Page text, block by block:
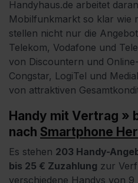
Handyhaus.de arbeitet
Mobilfunkmarkt so klar wie
stellen nicht nur die
Telekom, Vodafone und
von Discountern und
Congstar, LogiTel und
von attraktiven
Handy mit Vertrag »
nach Smartphone
Es stehen 203 Handy-
bis 25 € Zuzahlung zur
verschiedene Handys von 9